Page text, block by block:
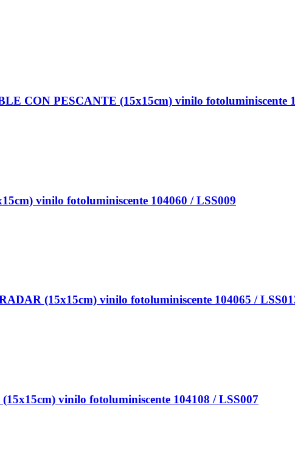
CON PESCANTE (15x15cm) vinilo fotoluminiscente
vinilo fotoluminiscente 104060 / LSS009
(15x15cm) vinilo fotoluminiscente 104065 /
vinilo fotoluminiscente 104108 / LSS007